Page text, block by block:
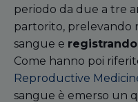
periodo da due a tre
partorito, prelevando
sangue e
Come hanno poi
Reproductive
sangue è emerso un